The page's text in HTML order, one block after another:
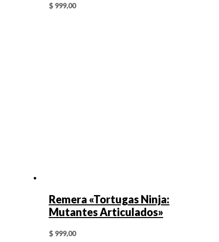
$999,00
Remera «Tortugas Ninja:
Mutantes Articulados»
$999,00